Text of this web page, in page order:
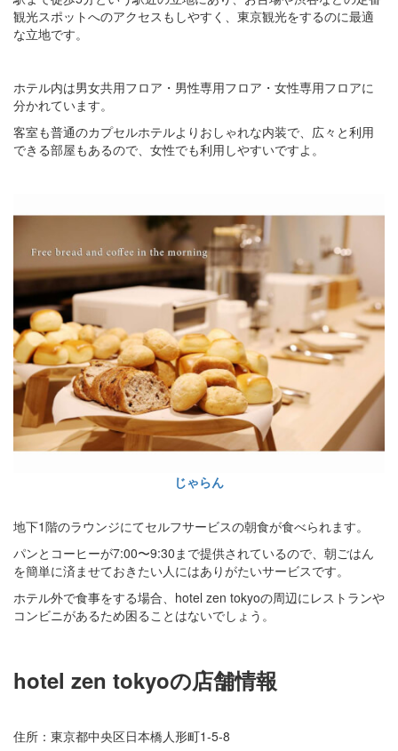
観光スポットへのアクセスもしやすく、東京観光をするのに最適
な立地です。
ホテル内は男女共用フロア・男性専用フロア・女性専用フロアに
分かれています。
客室も普通のカプセルホテルよりおしゃれな内装で、広々と利用
できる部屋もあるので、女性でも利用しやすいですよ。
じゃらん
地下1階のラウンジにてセルフサービスの朝食が食べられます。
パンとコーヒーが7:00〜9:30まで提供されているので、朝ごはん
を簡単に済ませておきたい人にはありがたいサービスです。
ホテル外で食事をする場合、hotel zen tokyoの周辺にレストランや
コンビニがあるため困ることはないでしょう。
hotel zen tokyoの店舗情報
住所：東京都中央区日本橋人形町1-5-8